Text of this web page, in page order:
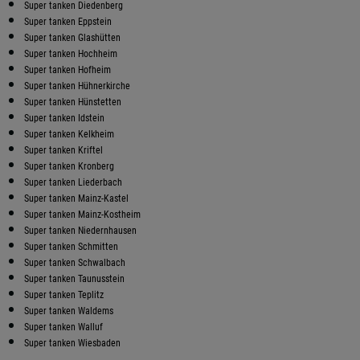
Super tanken Diedenberg
Super tanken Eppstein
Super tanken Glashütten
Super tanken Hochheim
Super tanken Hofheim
Super tanken Hühnerkirche
Super tanken Hünstetten
Super tanken Idstein
Super tanken Kelkheim
Super tanken Kriftel
Super tanken Kronberg
Super tanken Liederbach
Super tanken Mainz-Kastel
Super tanken Mainz-Kostheim
Super tanken Niedernhausen
Super tanken Schmitten
Super tanken Schwalbach
Super tanken Taunusstein
Super tanken Teplitz
Super tanken Waldems
Super tanken Walluf
Super tanken Wiesbaden